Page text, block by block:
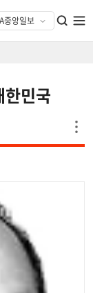
민국